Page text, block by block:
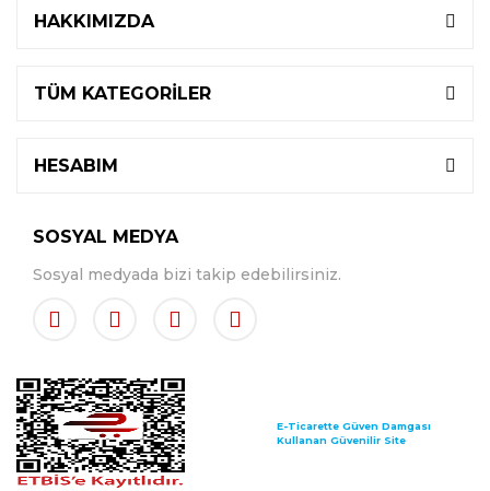
HAKKIMIZDA
TÜM KATEGORİLER
HESABIM
SOSYAL MEDYA
Sosyal medyada bizi takip edebilirsiniz.
E-Ticarette Güven Damgası
Kullanan Güvenilir Site